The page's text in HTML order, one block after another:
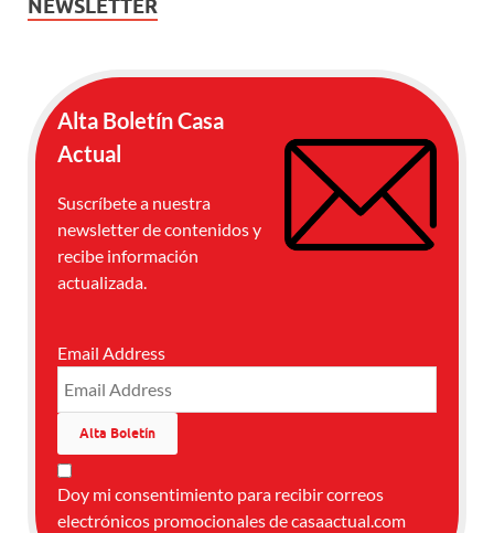
NEWSLETTER
Alta Boletín Casa
Actual
Suscríbete a nuestra
newsletter de contenidos y
recibe información
actualizada.
Email Address
Doy mi consentimiento para recibir correos
electrónicos promocionales de casaactual.com